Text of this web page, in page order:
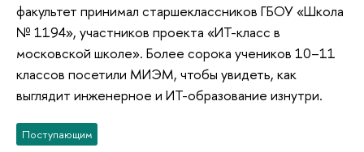
факультет принимал старшеклассников ГБОУ «Школа
№ 1194», участников проекта «ИТ-класс в
московской школе». Более сорока учеников 10–11
классов посетили МИЭМ, чтобы увидеть, как
выглядит инженерное и ИТ-образование изнутри.
Поступающим